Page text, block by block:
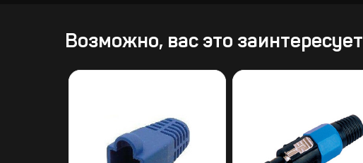
Возможно, вас это заинтересует